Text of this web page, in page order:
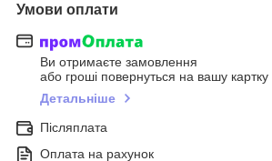
Умови оплати
Ви отримаєте замовлення
або гроші повернуться на вашу картку
Детальніше
Післяплата
Оплата на рахунок